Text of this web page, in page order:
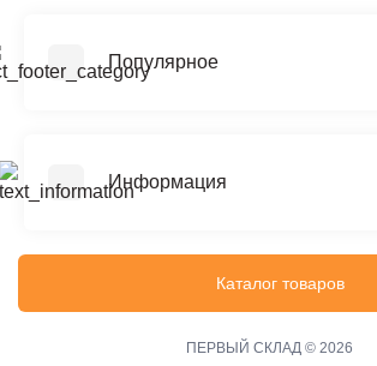
Популярное
Архивные стеллажи (до 150 кг на полку)
Офисные сейфы
Информация
Политика конфиденциальности
Информация о доставке
Каталог товаров
ПЕРВЫЙ СКЛАД © 2026